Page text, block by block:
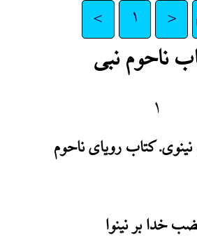
< ۱ >
ناحوم نبی
۱
کتاب رویای ناحوم
خدا بر نینوا